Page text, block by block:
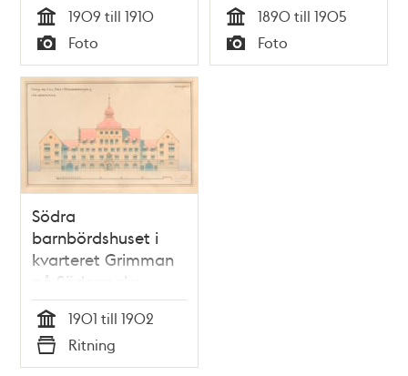
Tid
1909 till 1910
Typ
Foto Tid
1890 till 1905
Typ
Foto
Södra
barnbördshuset i
kvarteret Grimman
på Södermalm -
odaterat
ritningsförslag,
alternativ 1
Tid
1901 till 1902
Typ
Ritning